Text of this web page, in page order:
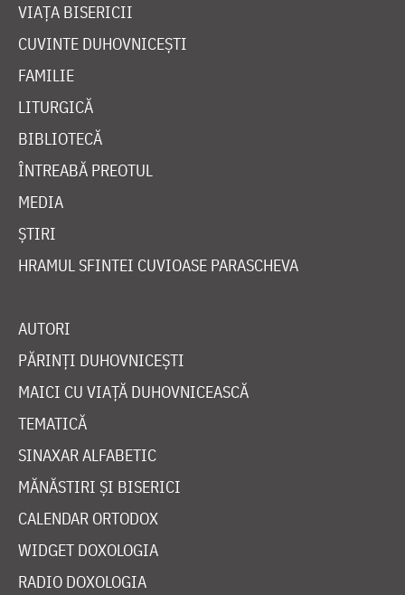
VIAȚA BISERICII
CUVINTE DUHOVNICEȘTI
FAMILIE
LITURGICĂ
BIBLIOTECĂ
ÎNTREABĂ PREOTUL
MEDIA
ȘTIRI
HRAMUL SFINTEI CUVIOASE PARASCHEVA
AUTORI
PĂRINȚI DUHOVNICEȘTI
MAICI CU VIAȚĂ DUHOVNICEASCĂ
TEMATICĂ
SINAXAR ALFABETIC
MĂNĂSTIRI ȘI BISERICI
CALENDAR ORTODOX
WIDGET DOXOLOGIA
RADIO DOXOLOGIA